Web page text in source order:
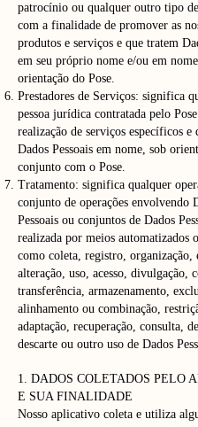
patrocínio ou qualquer outro tipo
com a finalidade de promover as
produtos e serviços e que tratem
em seu próprio nome e/ou em
orientação do Pose.
Prestadores de Serviços: significa
pessoa jurídica contratada pelo
realização de serviços específicos e
Dados Pessoais em nome, sob
conjunto com o Pose.
Tratamento: significa qualquer
conjunto de operações envolvendo
Pessoais ou conjuntos de Dados
realizada por meios automatizados
como coleta, registro, organização,
alteração, uso, acesso, divulgação,
transferência, armazenamento,
alinhamento ou combinação,
adaptação, recuperação, consulta,
descarte ou outro uso de Dados
1. DADOS COLETADOS PELO
E SUA FINALIDADE
Nosso aplicativo coleta e utiliza